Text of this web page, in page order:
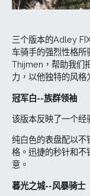
三个版本的Adley
车骑手的强烈性格所
Thijmen，帮助我们
力，以他独特的风格
冠军白--族群领袖
该版本反映了一个经
纯白色的表盘配以不
格。迅捷的秒针和不
意。
暮光之城--风暴骑士